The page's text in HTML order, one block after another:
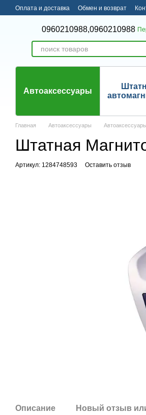
Перейти к основному контенту
Оплата и доставка Обмен и возврат
0960210988,0960210988
Автоаксессуары
Главная Автоаксессуары
Штатная
Артикул: 1284748593 Оставить отзыв
Описание Новый отзыв